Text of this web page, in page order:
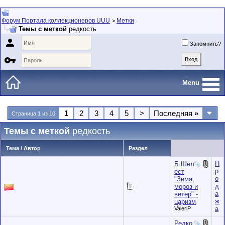
Форум Портала коллекционеров UUU > Метки
Темы с меткой редкость
 Запомнить?

Menu
Страница 1 из 10 1 2 3 4 5 > Последняя »
Темы с меткойредкость
Тема / Автор Раздел
Б.Шел
ест
"Зима,
мороз и
ветер" -
царизм
ValeriP
П
р
о
д
а
ж
а
Редко